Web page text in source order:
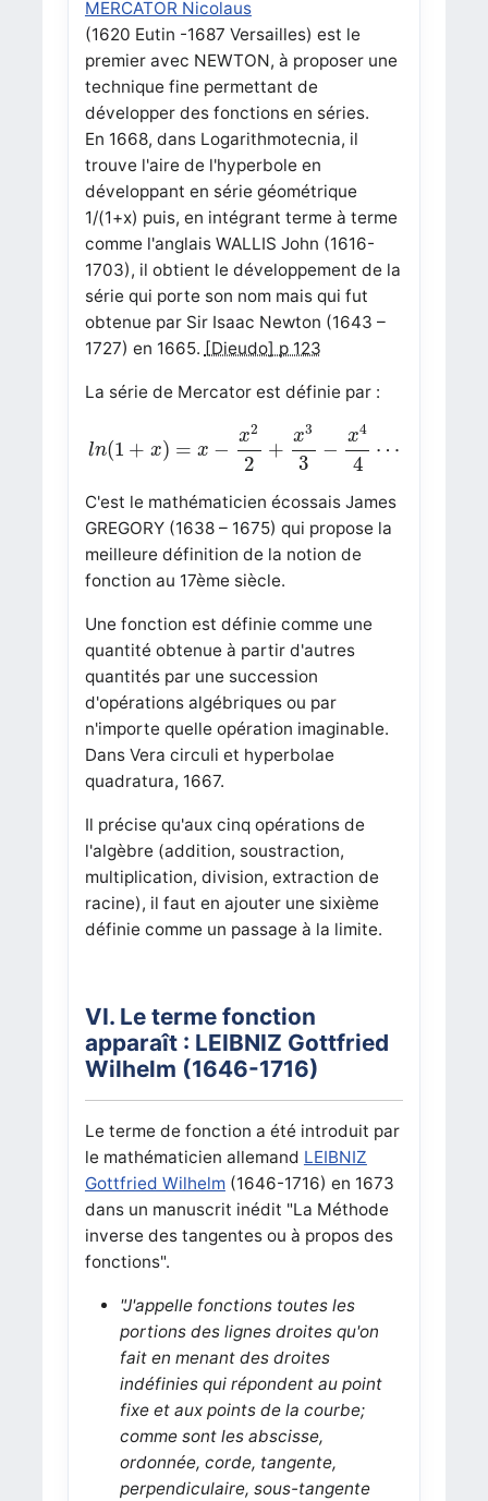
MERCATOR Nicolaus
(1620 Eutin -1687 Versailles) est le
premier avec NEWTON, à proposer une
technique fine permettant de
développer des fonctions en séries.
En 1668, dans Logarithmotecnia, il
trouve l'aire de l'hyperbole en
développant en série géométrique
1/(1+x) puis, en intégrant terme à terme
comme l'anglais WALLIS John (1616-
1703), il obtient le développement de la
série qui porte son nom mais qui fut
obtenue par Sir Isaac Newton (1643 –
1727) en 1665. [Dieudo] p 123
La série de Mercator est définie par :
ln(1 + x) = x −
x2
2
+
x3
3
−
x4
4
⋯
2+ − ⋯
C'est le mathématicien écossais James
GREGORY (1638 – 1675) qui propose la
meilleure définition de la notion de
fonction au 17ème siècle.
Une fonction est définie comme une
quantité obtenue à partir d'autres
quantités par une succession
d'opérations algébriques ou par
n'importe quelle opération imaginable.
Dans Vera circuli et hyperbolae
quadratura, 1667.
Il précise qu'aux cinq opérations de
l'algèbre (addition, soustraction,
multiplication, division, extraction de
racine), il faut en ajouter une sixième
définie comme un passage à la limite.
VI. Le terme fonction
apparaît : LEIBNIZ Gottfried
Wilhelm (1646-1716)
Le terme de fonction a été introduit par
le mathématicien allemand LEIBNIZ
Gottfried Wilhelm(1646-1716) en 1673
dans un manuscrit inédit "La Méthode
inverse des tangentes ou à propos des
fonctions".
"J'appelle fonctions toutes les
portions des lignes droites qu'on
fait en menant des droites
indéfinies qui répondent au point
fixe et aux points de la courbe;
comme sont les abscisse,
ordonnée, corde, tangente,
perpendiculaire, sous-tangente